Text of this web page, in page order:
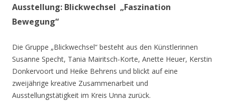
Ausstellung: Blickwechsel „Faszination
Bewegung“
Die Gruppe „Blickwechsel“ besteht aus den Künstlerinnen
Susanne Specht, Tania Mairitsch-Korte, Anette Heuer, Kerstin
Donkervoort und Heike Behrens und blickt auf eine
zweijährige kreative Zusammenarbeit und
Ausstellungstätigkeit im Kreis Unna zurück.